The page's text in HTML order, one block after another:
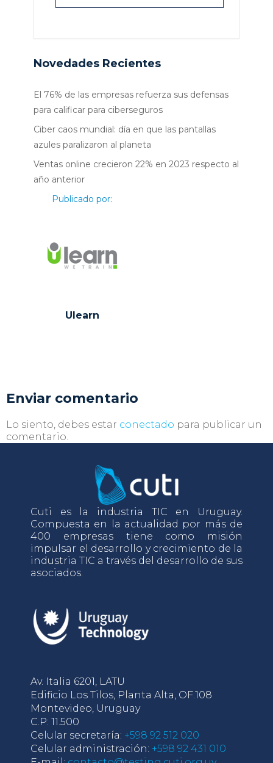
Novedades Recientes
El 76% de las empresas refuerza sus defensas
para calificar para ciberseguros
Ciber caos mundial: día en que las pantallas
azules paralizaron al planeta
Ventas online crecieron 22% en 2023 respecto al
año anterior
Publicado por:
Ulearn
Enviar comentario
Lo siento, debes estar conectado para publicar un
comentario.
Cuti es la industria TIC en Uruguay.
Compuesta en la actualidad por más de
400 empresas tiene como misión
impulsar el desarrollo y crecimiento de la
industria TIC a través del desarrollo de sus
asociados.
Av. Italia 6201, LATU
Edificio Los Tilos, Planta Alta, OF.108
Montevideo, Uruguay
C.P: 11.500
Celular secretaría: +598 92 512 020
Celular administración: +598 92 431 010